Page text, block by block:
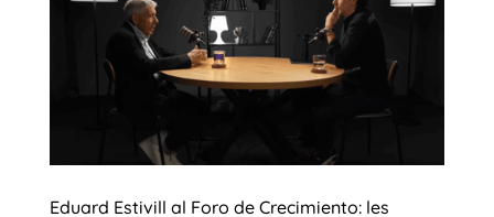
Eduard Estivill al Foro de Crecimiento: les